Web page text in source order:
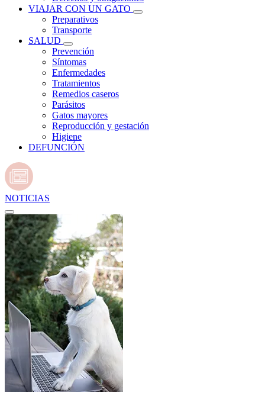
VIAJAR CON UN GATO
Preparativos
Transporte
SALUD
Prevención
Síntomas
Enfermedades
Tratamientos
Remedios caseros
Parásitos
Gatos mayores
Reproducción y gestación
Higiene
DEFUNCIÓN
NOTICIAS